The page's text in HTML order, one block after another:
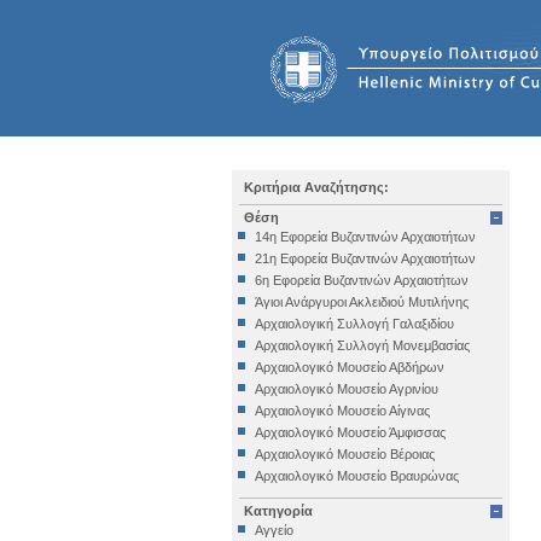
Κριτήρια Αναζήτησης:
Θέση
14η Εφορεία Βυζαντινών Αρχαιοτήτων
21η Εφορεία Βυζαντινών Αρχαιοτήτων
6η Εφορεία Βυζαντινών Αρχαιοτήτων
Άγιοι Ανάργυροι Ακλειδιού Μυτιλήνης
Αρχαιολογική Συλλογή Γαλαξιδίου
Αρχαιολογική Συλλογή Μονεμβασίας
Αρχαιολογικό Μουσείο Αβδήρων
Αρχαιολογικό Μουσείο Αγρινίου
Αρχαιολογικό Μουσείο Αίγινας
Αρχαιολογικό Μουσείο Άμφισσας
Αρχαιολογικό Μουσείο Βέροιας
Αρχαιολογικό Μουσείο Βραυρώνας
Αρχαιολογικό Μουσείο Δελφών
Αρχαιολογικό Μουσείο Ηγουμενίτσας
Κατηγορία
Αγγείο